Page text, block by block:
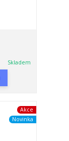
Skladem
Akce
Novinka